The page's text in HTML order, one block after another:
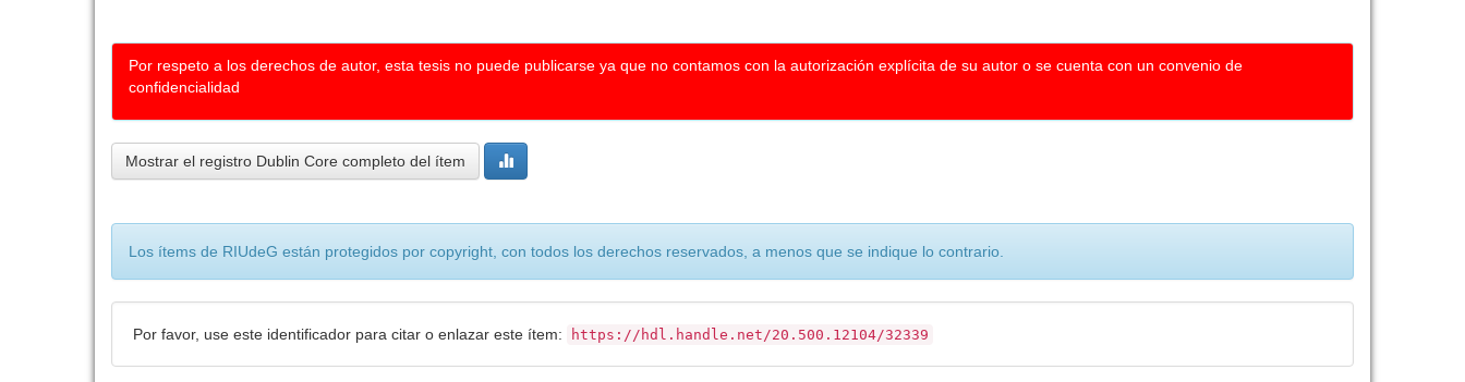
Por respeto a los derechos de autor, esta tesis no puede publicarse ya que no contamos con la autorización explícita de su autor o se cuenta con un convenio de
confidencialidad
Mostrar el registro Dublin Core completo del ítem
Los ítems de RIUdeG están protegidos por copyright, con todos los derechos reservados, a menos que se indique lo contrario.
Por favor, use este identificador para citar o enlazar este ítem: https://hdl.handle.net/20.500.12104/32339